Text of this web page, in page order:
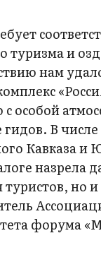
и
нам
с особой
В
Кавказа и
назрела
но
форума